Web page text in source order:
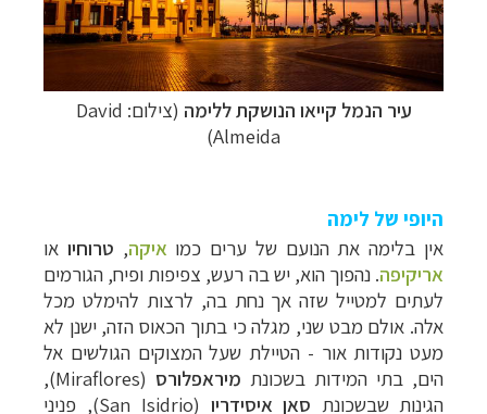
עיר הנמל קייאו הנושקת ללימה
(צילום: David
Almeida)
היופי של לימה
אין בלימה את הנועם של ערים כמו איקה, טרוחיו או
אריקיפה. נהפוךהוא, יש בה רעש, צפיפות ופיח, הגורמים
לעתים למטייל שזה אך נחת בה, לרצות להימלט מכל
אלה. אולם מבט שני, מגלה כי בתוך הכאוס הזה, ישנן לא
מעט נקודות אור - הטיילת שעלהמצוקים הגולשים אל
הים, בתי המידות בשכונת מיראפלורס (
Miraflores
),
הגינותשבשכונת סאן איסידריו (
San Isidrio
), פניני
תכנוןטיולים לדרום ומרכז אמריקה לחצו לרשימת
היעדים »
תכנוןטיולים לצפון אמריקה לחצו לרשימת היעדים »